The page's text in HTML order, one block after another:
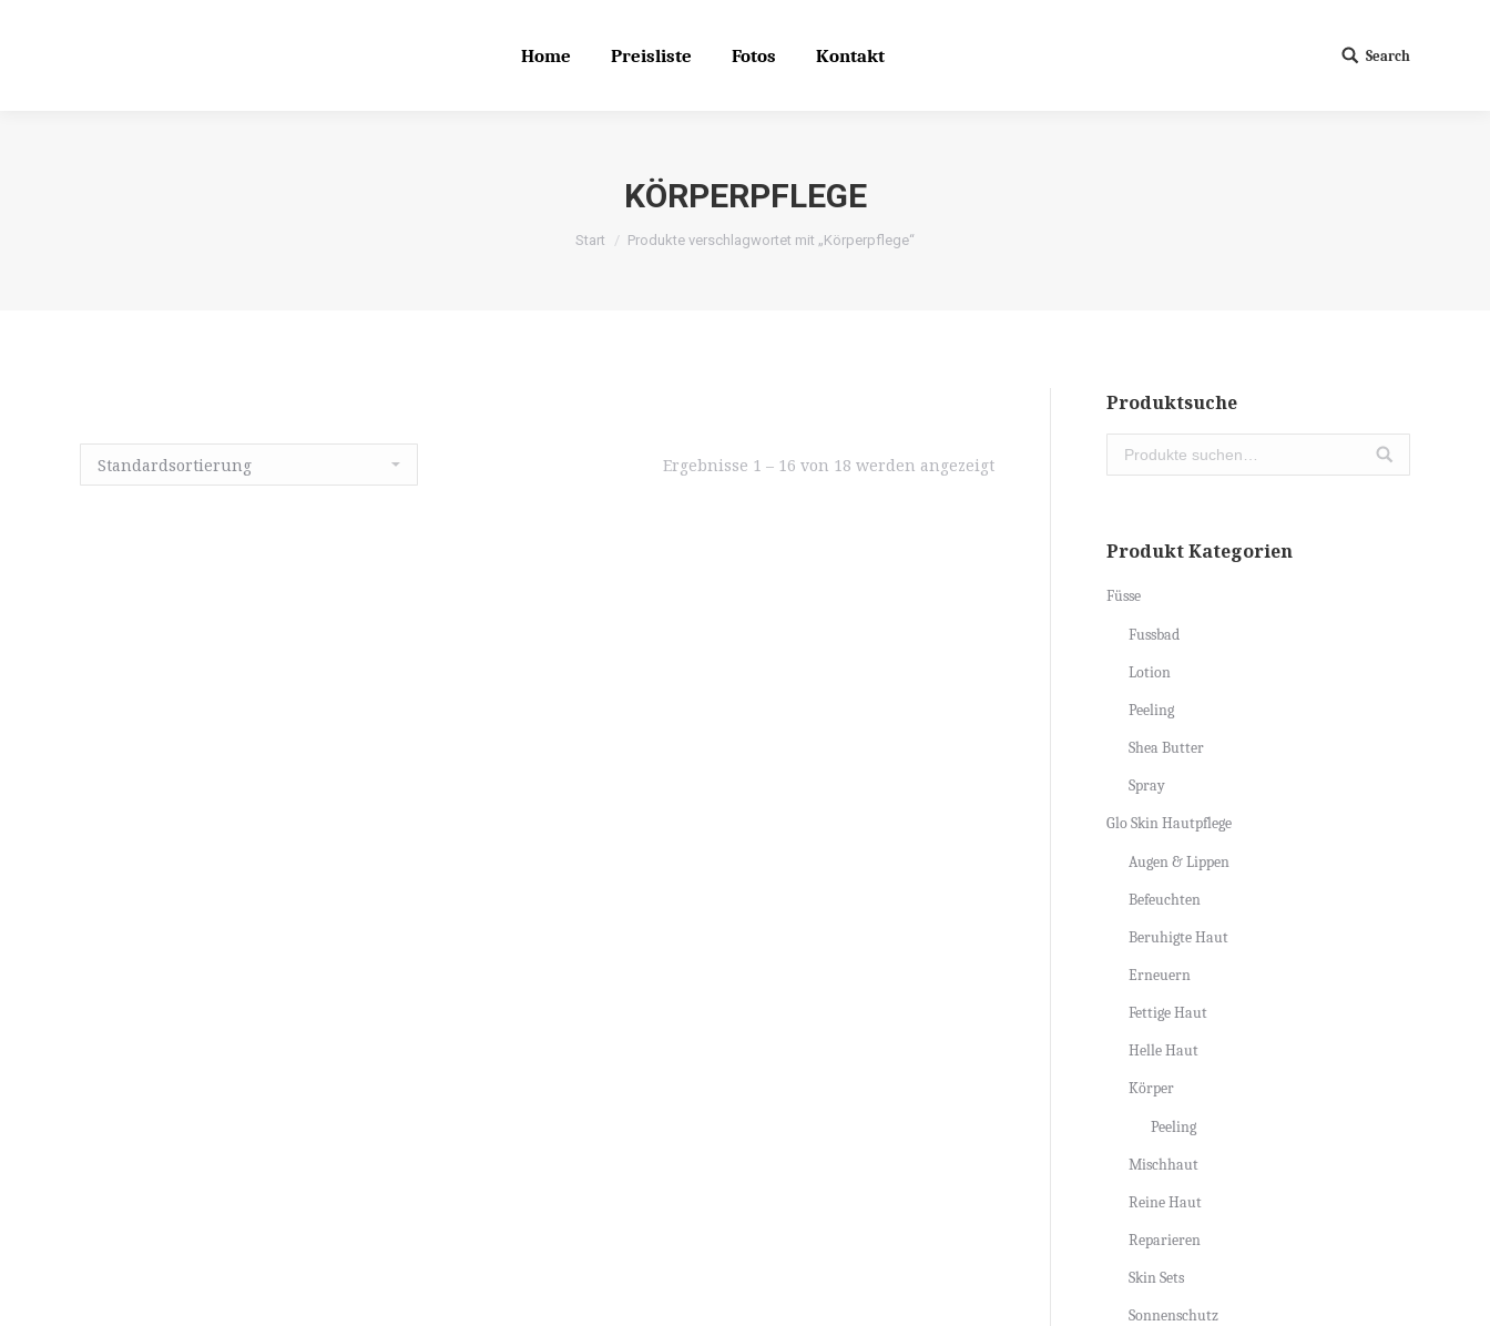
Home Preisliste Fotos Kontakt Search:
Search
KÖRPERPFLEGE
Start Produkte verschlagwortet mit „Körperpflege“
Ergebnisse 1 – 16 von 18 werden angezeigt
Produktsuche
Produkt Kategorien
Füsse
Fussbad
Lotion
Peeling
Shea Butter
Spray
Glo Skin Hautpflege
Augen & Lippen
Befeuchten
Beruhigte Haut
Erneuern
Fettige Haut
Helle Haut
Körper
Peeling
Mischhaut
Reine Haut
Reparieren
Skin Sets
Sonnenschutz